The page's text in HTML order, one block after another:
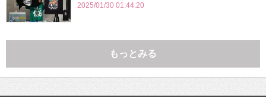
2025/01/30 01:44:20
もっとみる